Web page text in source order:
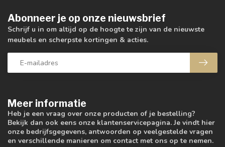
Meer informatie
Heb je een vraag over onze producten of je bestelling?
Bekijk dan ook eens onze klantenservicepagina. Je vindt hier
onze bedrijfsgegevens, antwoorden op veelgestelde vragen
en verschillende manieren om contact met ons op te nemen.
Abonneer je op onze nieuwsbrief
Schrijf u in om altijd op de hoogte te zijn van de nieuwste
meubels en scherpste kortingen & acties.